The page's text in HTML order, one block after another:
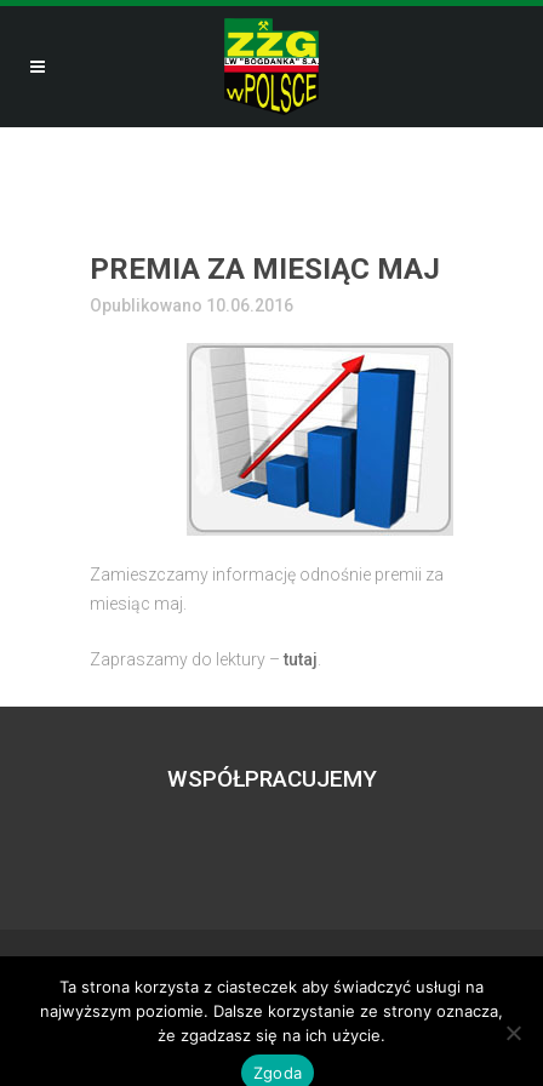
PREMIA ZA MIESIĄC MAJ
Opublikowano 10.06.2016
Zamieszczamy informację odnośnie premii za
miesiąc maj.
Zapraszamy do lektury –tutaj
WSPÓŁPRACUJEMY
Wszystkie prawa zastrzeżone – zzgbogdanka.pl
Dostosowanie:Tworzenie stron www– H5studio.pl
Ta strona korzysta z ciasteczek aby świadczyć usługi na
najwyższym poziomie. Dalsze korzystanie ze strony oznacza,
że zgadzasz się na ich użycie.
Zgoda